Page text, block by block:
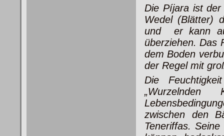
Die Píjara ist
Wedel (Blätter)
und er kann
überziehen. Das
dem Boden
der Regel mit
Die
„Wurzelnden
zwischen den
Teneriffas.